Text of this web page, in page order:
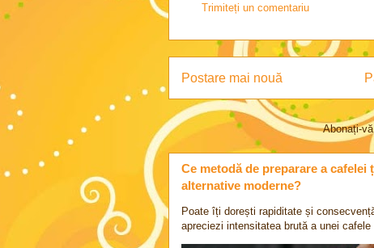
Trimiteți un comentariu
Postare mai nouă
Abonați-
Ce metodă de preparare a
alternative moderne?
Poate îți dorești rapiditate și
apreciezi intensitatea brută a unei cafele